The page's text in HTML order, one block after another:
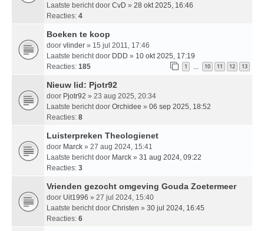
Laatste bericht door CvD » 28 okt 2025, 16:46
Reacties: 4
Boeken te koop
door vlinder » 15 jul 2011, 17:46
Laatste bericht door DDD » 10 okt 2025, 17:19
Reacties: 185 1 … 10 11 12 13
Nieuw lid: Pjotr92
door Pjotr92 » 23 aug 2025, 20:34
Laatste bericht door Orchidee » 06 sep 2025, 18:52
Reacties: 8
Luisterpreken Theologienet
door Marck » 27 aug 2024, 15:41
Laatste bericht door Marck » 31 aug 2024, 09:22
Reacties: 3
Vrienden gezocht omgeving Gouda Zoetermeer
door Uit1996 » 27 jul 2024, 15:40
Laatste bericht door Christen » 30 jul 2024, 16:45
Reacties: 6